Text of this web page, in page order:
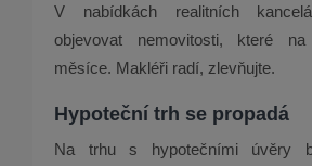
V nabídkách realitních
objevovat nemovitosti, které
měsíce. Makléři radí, zlevňujte.
Hypoteční trh se propadá
Na trhu s hypotečními úvěry